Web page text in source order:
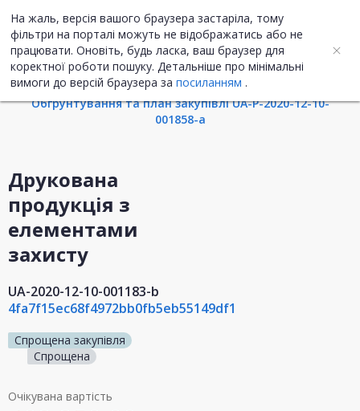
На жаль, версія вашого браузера застаріла, тому
фільтри на порталі можуть не відображатись або не
працювати. Оновіть, будь ласка, ваш браузер для
коректної роботи пошуку. Детальніше про мінімальні
вимоги до версій браузера за посиланням .
UA ENG
Інформація про закупівлю
Обгрунтування та план закупівлі UA-P-2020-12-10-
001858-a
Друкована
продукція з
елементами
захисту
UA-2020-12-10-001183-b
4fa7f15ec68f4972bb0fb5eb55149df1
Спрощена закупівля
Спрощена
Очікувана вартість